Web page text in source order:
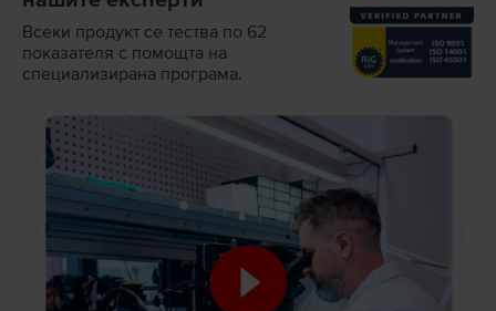
Всеки продукт се тества по 62
показателя с помощта на
специализирана програма.